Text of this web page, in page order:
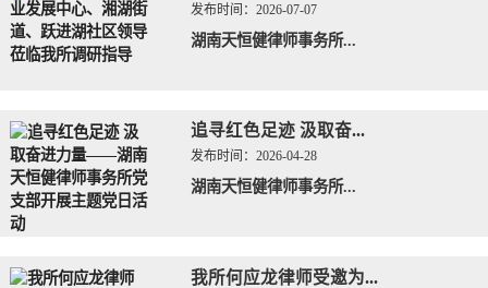
发布时间： 2026-07-07
湖南天恒健律师事务所...
追寻红色足迹 汲取奋...
发布时间： 2026-04-28
湖南天恒健律师事务所...
我所何应龙律师受邀为...